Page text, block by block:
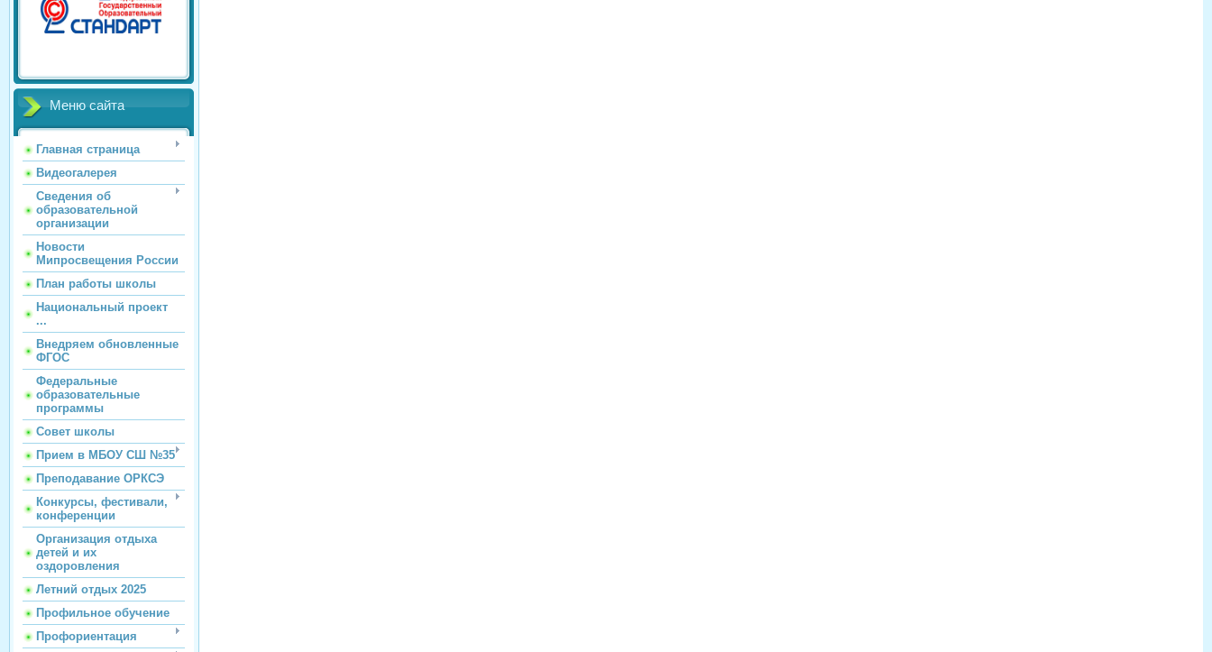
Меню сайта
Главная страница
Видеогалерея
Сведения об
образовательной
организации
Новости
Мипросвещения России
План работы школы
Национальный проект
...
Внедряем обновленные
ФГОС
Федеральные
образовательные
программы
Совет школы
Прием в МБОУ СШ №35
Преподавание ОРКСЭ
Конкурсы, фестивали,
конференции
Организация отдыха
детей и их
оздоровления
Летний отдых 2025
Профильное обучение
Профориентация